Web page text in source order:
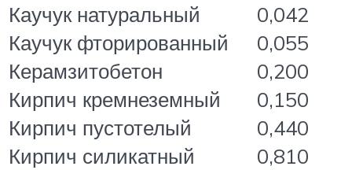
Каучук натуральный
0,042
Каучук фторированный
0,055
Керамзитобетон
0,200
Кирпич кремнеземный
0,150
Кирпич пустотелый
0,440
Кирпич силикатный
0,810